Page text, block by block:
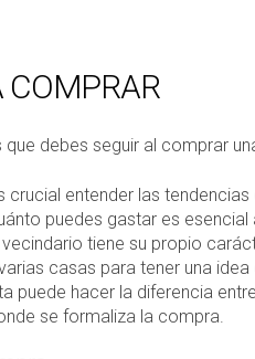
COMPRAR
debes seguir al comprar
crucial entender las
puedes gastar es
vecindario tiene su propio
casas para tener una
puede hacer la diferencia
se formaliza la compra.